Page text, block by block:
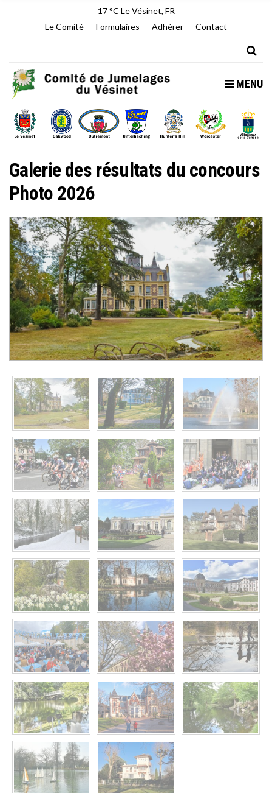
17 °C Le Vésinet, FR
Le Comité
Formulaires Adhérer Contact
MENU
Galerie des résultats du concours
Photo 2026